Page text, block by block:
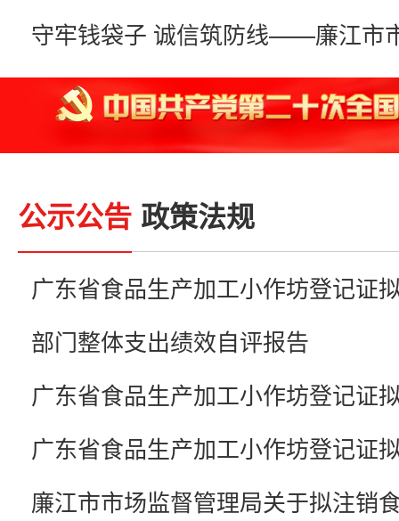
公示公告 政策法规
部门整体支出绩效自评报告